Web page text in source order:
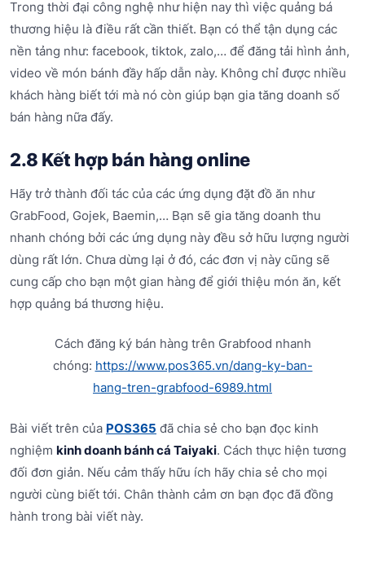
Trong thời đại công nghệ như hiện nay thì việc quảng bá
thương hiệu là điều rất cần thiết. Bạn có thể tận dụng các
nền tảng như: facebook, tiktok, zalo,… để đăng tải hình ảnh,
video về món bánh đầy hấp dẫn này. Không chỉ được nhiều
khách hàng biết tới mà nó còn giúp bạn gia tăng doanh số
bán hàng nữa đấy.
2.8 Kết hợp bán hàng online
Hãy trở thành đối tác của các ứng dụng đặt đồ ăn như
GrabFood, Gojek, Baemin,… Bạn sẽ gia tăng doanh thu
nhanh chóng bởi các ứng dụng này đều sở hữu lượng người
dùng rất lớn. Chưa dừng lại ở đó, các đơn vị này cũng sẽ
cung cấp cho bạn một gian hàng để giới thiệu món ăn, kết
hợp quảng bá thương hiệu.
Cách đăng ký bán hàng trên Grabfood nhanh
chóng: https://www.pos365.vn/dang-ky-ban-
hang-tren-grabfood-6989.html
Bài viết trên của POS365 đã chia sẻ cho bạn đọc kinh
nghiệm kinh doanh bánh cá Taiyaki. Cách thực hiện tương
đối đơn giản. Nếu cảm thấy hữu ích hãy chia sẻ cho mọi
người cùng biết tới. Chân thành cảm ơn bạn đọc đã đồng
hành trong bài viết này.